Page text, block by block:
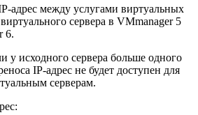
адрес между услугами виртуальных
сервера в VMmanager 5
6.
у исходного сервера больше одного
IP-адрес не будет доступен для
серверам.